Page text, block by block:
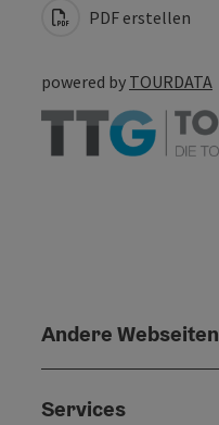
PDF erstellen
powered by TOURDATA
Andere Webseiten
Services